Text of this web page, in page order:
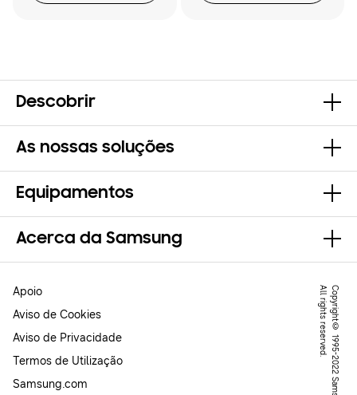
Descobrir
As nossas soluções
Equipamentos
Acerca da Samsung
C
o
p
y
r
ig
h
t
©
1
9
9
5
-
2
0
2
2
S
a
m
s
u
n
g
.
A
l
l
r
ig
h
t
s
r
e
s
e
r
v
e
d
.
Apoio
Aviso de Cookies
Aviso de Privacidade
Termos de Utilização
Samsung.com